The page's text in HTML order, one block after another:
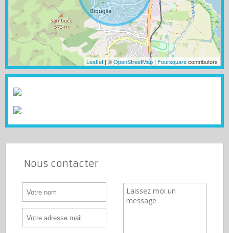
Leaflet| ©OpenStreetMap | Foursquarecontributors
Nous contacter